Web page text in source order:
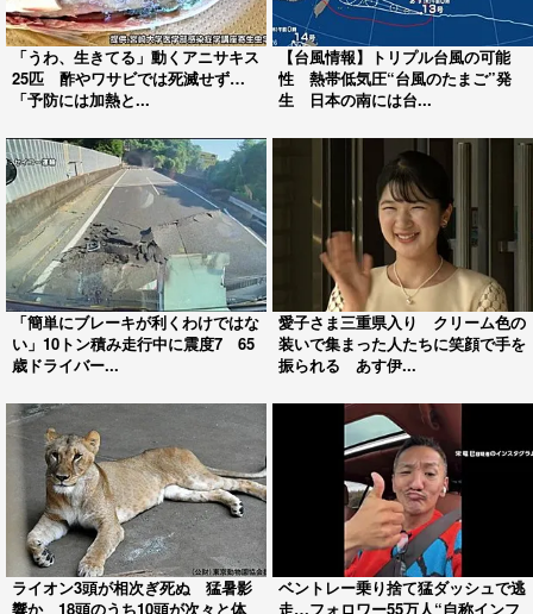
「うわ、生きてる」動くアニサキス
25匹 酢やワサビでは死滅せず…
「予防には加熱と...
【台風情報】トリプル台風の可能
性 熱帯低気圧“台風のたまご”発
生 日本の南には台...
「簡単にブレーキが利くわけではな
い」10トン積み走行中に震度7 65
歳ドライバー...
愛子さま三重県入り クリーム色の
装いで集まった人たちに笑顔で手を
振られる あす伊...
ライオン3頭が相次ぎ死ぬ 猛暑影
響か 18頭のうち10頭が次々と体
ベントレー乗り捨て猛ダッシュで逃
走…フォロワー55万人“自称インフ